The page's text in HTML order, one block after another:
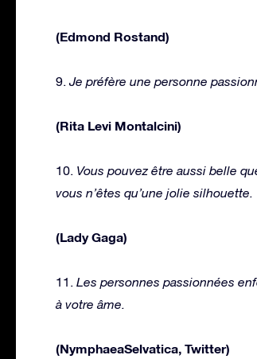
(Edmond Rostand)
9.Je préfère une personne
(Rita Levi Montalcini)
10. Vous pouvez être aussi belle
vous n’êtes qu’une jolie silhouette.
(Lady Gaga)
11. Les personnes passionnées
à votre âme.
(NymphaeaSelvatica, Twitter)